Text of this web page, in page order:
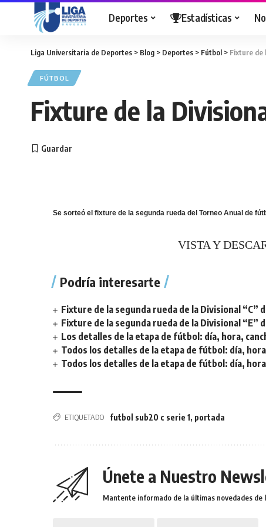
Deportes Estadísticas
Liga Universitaria de Deportes > Blog > Deportes > Fútbol > Fixture de
FÚTBOL
Fixture de la
Se sorteó el fixture de la segunda rueda del Torneo Anual de
VISTA Y
Podría interesarte
Fixture de la segunda rueda de la Divisional “C”
Fixture de la segunda rueda de la Divisional “E”
Los detalles de la etapa de fútbol: día, hora,
Todos los detalles de la etapa de fútbol: día,
Todos los detalles de la etapa de fútbol: día,
ETIQUETADO futbol sub20 c serie 1, portada
Únete a Nuestro
Mantente informado de la últimas novedades